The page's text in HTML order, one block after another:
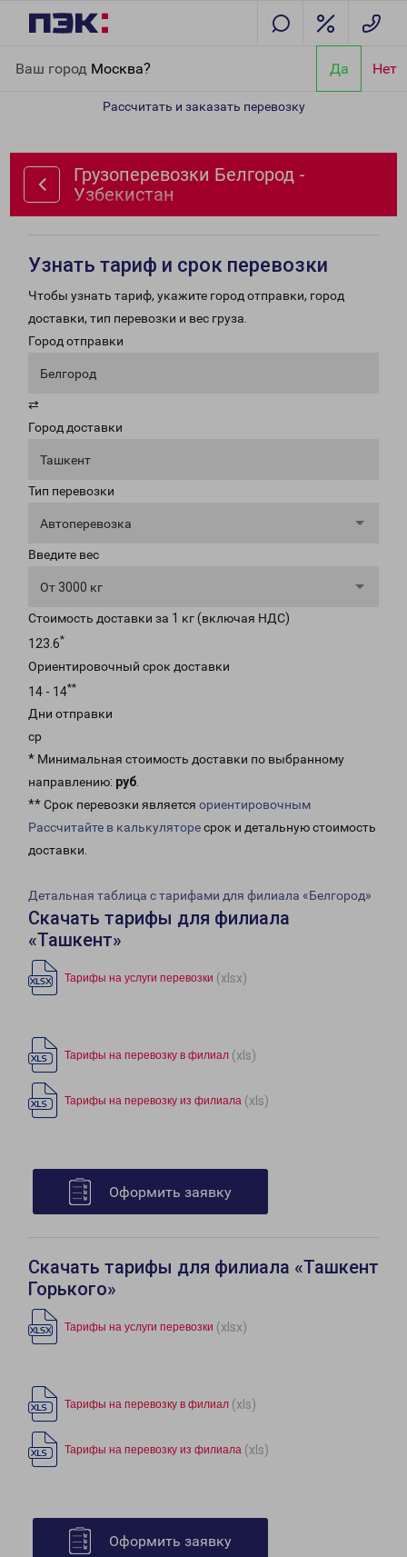
Ваш город Москва? Да Нет
Рассчитать и заказать перевозку
Грузоперевозки Белгород -
Узбекистан
Узнать тариф и срок перевозки
Чтобы узнать тариф, укажите город отправки, город
доставки, тип перевозки и вес груза.
Город отправки
Белгород
⇄
Город доставки
Ташкент
Тип перевозки
Автоперевозка
Введите вес
От 3000 кг
Стоимость доставки за 1 кг (включая НДС)
123.6*
Ориентировочный срок доставки
14 - 14**
Дни отправки
ср
* Минимальная стоимость доставки по выбранному
направлению: руб.
** Срок перевозки является ориентировочным
Рассчитайте в калькуляторесрок и детальную стоимость
доставки.
Детальная таблица с тарифами для филиала «Белгород»
Скачать тарифы для филиала
«Ташкент»
Тарифы на услуги перевозки (xlsx)
Тарифы на перевозку в филиал (xls)
Тарифы на перевозку из филиала (xls)
Оформить заявку
Скачать тарифы для филиала «Ташкент
Горького»
Тарифы на услуги перевозки (xlsx)
Тарифы на перевозку в филиал (xls)
Тарифы на перевозку из филиала (xls)
Оформить заявку